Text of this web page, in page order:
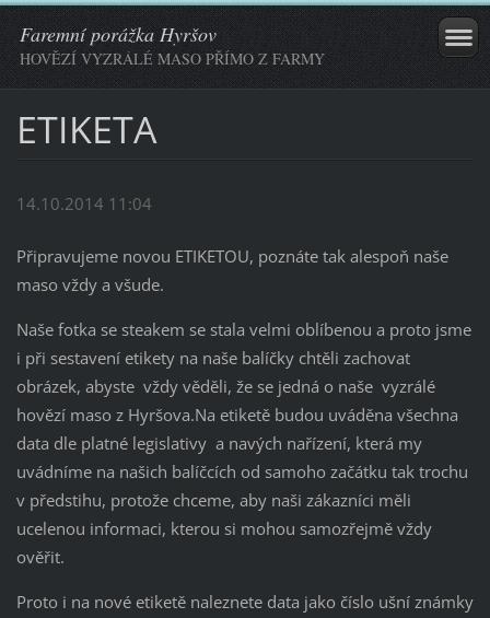
Faremní porážka Hyršov
HOVĚZÍ VYZRÁLÉ MASO PŘÍMO Z FARMY
ETIKETA
14.10.2014 11:04
Připravujeme novou ETIKETOU, poznáte tak alespoň naše
maso vždy a všude.
Naše fotka se steakem se stala velmi oblíbenou a proto jsme
i při sestavení etikety na naše balíčky chtěli zachovat
obrázek, abyste vždy věděli, že se jedná o naše vyzrálé
hovězí maso z Hyršova.Na etiketě budou uváděna všechna
data dle platné legislativy a navých nařízení, která my
uvádníme na našich balíčcích od samoho začátku tak trochu
v předstihu, protože chceme, aby naši zákazníci měli
ucelenou informaci, kterou si mohou samozřejmě vždy
ověřit.
Proto i na nové etiketě naleznete data jako číslo ušní známky